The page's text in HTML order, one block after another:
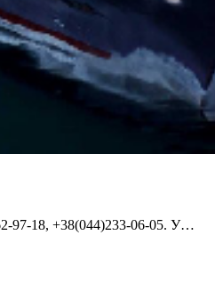
97-18, +38(044)233-06-05. У…